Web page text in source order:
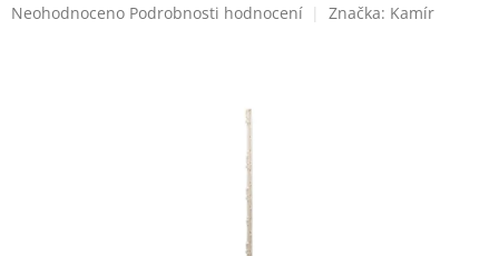
Průměrné
Neohodnoceno Podrobnosti hodnocení Značka: Kamír